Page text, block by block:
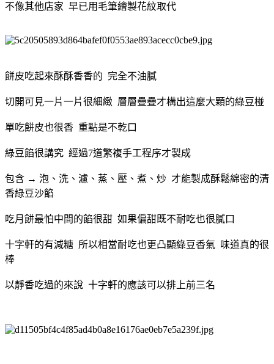
不像其他店家 早已用毛筆繪製花紋取代
餅皮吃起來酥酥香香的 完全不油膩
切開可見一片一片很細緻 層層疊疊才構出這麼大顆的綠豆椪
單吃餅皮也很香 重點是不乾口
綠豆餡很講究 經過7道繁複手工程序才製成
包含 → 泡、洗、濾、蒸、壓、煮、炒 才能製成酥鬆綿密的清
香綠豆沙餡
吃月餅最怕中間的餡很甜 如果偏甜既不耐吃也很膩口
十字軒的有減糖 所以相當耐吃也更凸顯綠豆香氣 味道真的很
棒
以靜香吃過的來說 十字軒的應該可以排上前三名